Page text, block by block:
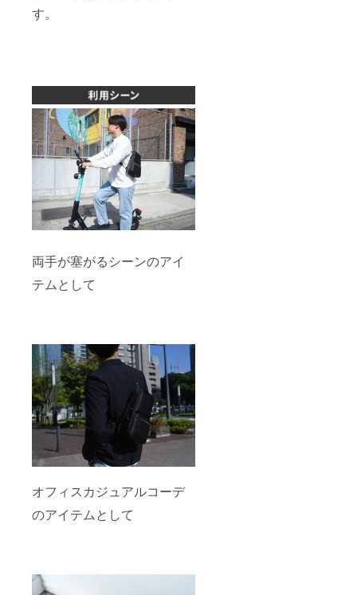
す。
両手が塞がるシーンのアイ
テムとして
オフィスカジュアルコーデ
のアイテムとして